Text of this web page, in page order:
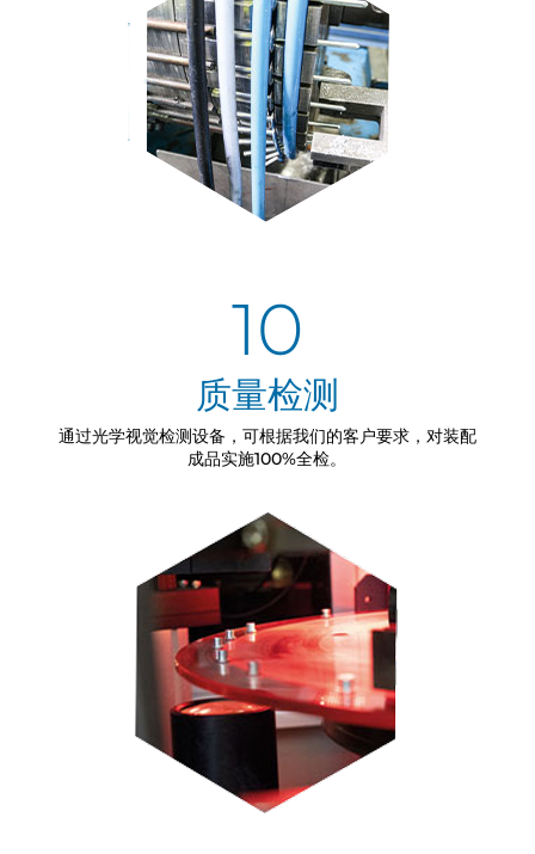
10
质量检测
通过光学视觉检测设备，可根据我们的客户要求，对装配
成品实施100%全检。